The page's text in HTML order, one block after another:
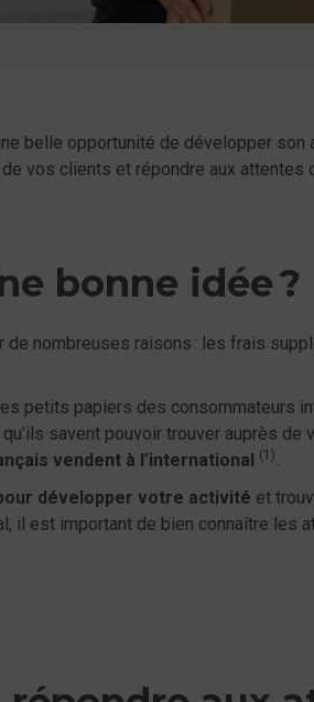
belle opportunité de développer son
vos clients et répondre aux attentes
bonne idée ?
de nombreuses raisons : les frais
petits papiers des consommateurs
savent pouvoir trouver auprès de
vendent à l’international (1).
développer votre activité et
il est important de bien connaître les